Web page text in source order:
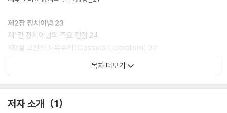
제2장 정치이념 23
제1절 정치이념의 주요 쟁점 24
제2절 고전적 자유주의(Classical Liberalism) 37
제3절 급진주의(Radicalism) 44
제4절 보수주의(Conservatism) 53
목차 더보기
저자 소개 1